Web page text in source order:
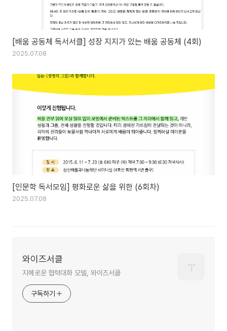
[배움 공동체 독서서클] 성장 지지가 있는 배움 공동체 (4회)
2025.07.08
[인문학 독서모임] 평화로운 삶을 위한 (6회차)
2025.07.08
와이즈서클
지혜로운 협력대화 모델, 와이즈서클
구독하기